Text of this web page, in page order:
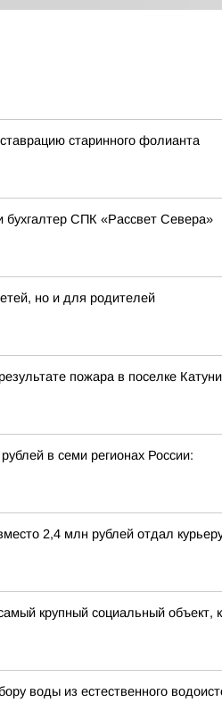
старинного фолианта
СПК «Рассвет Севера»
но и для родителей
пожара в поселке
в семи регионах России:
2,4 млн рублей отдал курьеру
крупный социальный объект,
воды из естественного